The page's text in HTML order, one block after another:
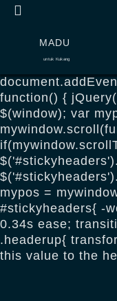
Skip
MADU
untuk Kukang
function() {
$(window); var
mypos =
#stickyheaders{ -
0.34s ease;
.headerup{
this value to the